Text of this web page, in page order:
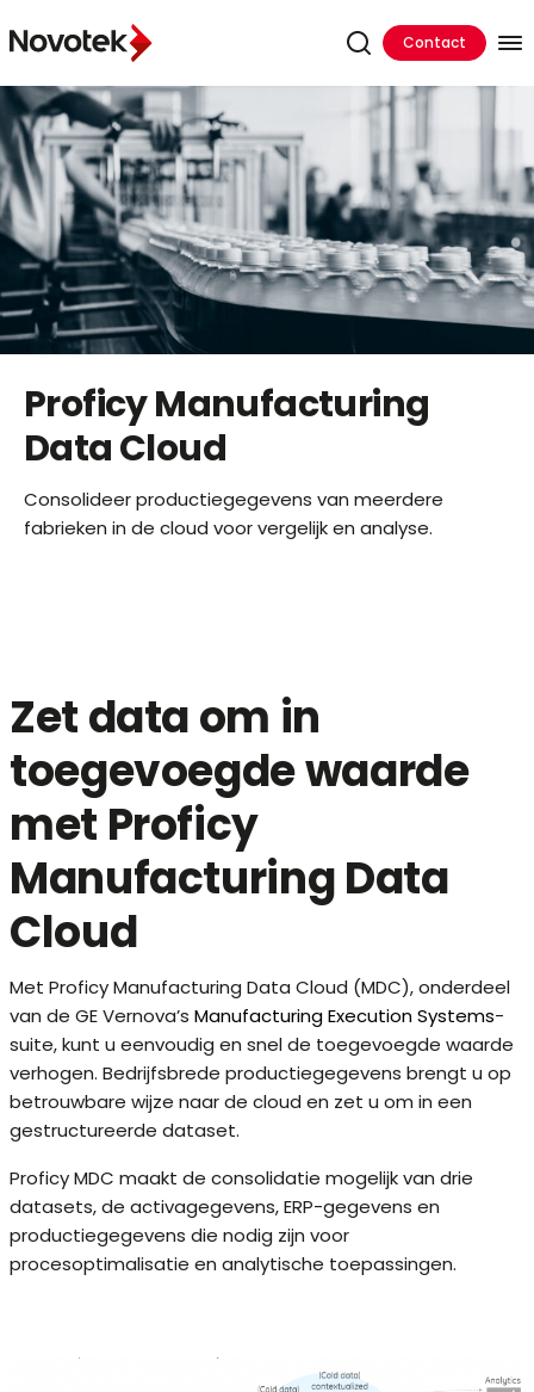
Contact
Proficy Manufacturing
Data Cloud
Consolideer productiegegevens van meerdere
fabrieken in de cloud voor vergelijk en analyse.
Zet data om in
toegevoegde waarde
met Proficy
Manufacturing Data
Cloud
Met Proficy Manufacturing Data Cloud (MDC), onderdeel
van de GE Vernova’s Manufacturing Execution Systems-
suite, kunt u eenvoudig en snel de toegevoegde waarde
verhogen. Bedrijfsbrede productiegegevens brengt u op
betrouwbare wijze naar de cloud en zet u om in een
gestructureerde dataset.
Proficy MDC maakt de consolidatie mogelijk van drie
datasets, de activagegevens, ERP-gegevens en
productiegegevens die nodig zijn voor
procesoptimalisatie en analytische toepassingen.